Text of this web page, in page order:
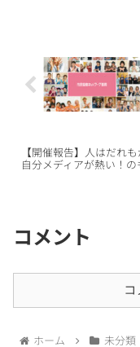
【開催報告】人はだれも
自分メディアが熱い！の
コメント
ホーム 未分類